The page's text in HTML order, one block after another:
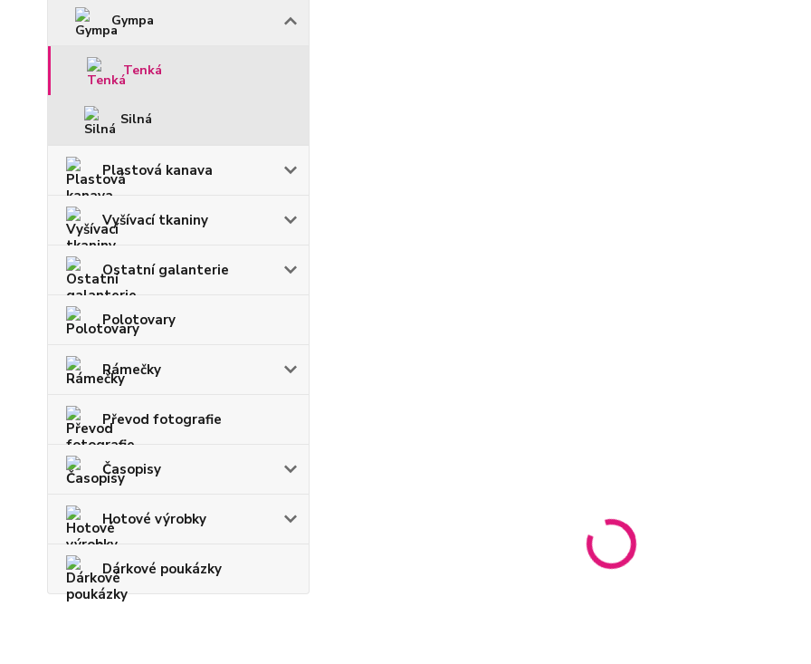
Gympa
Tenká
Silná
Plastová kanava
Vyšívací tkaniny
Ostatní galanterie
Polotovary
Rámečky
Převod fotografie
Časopisy
Hotové výrobky
Dárkové poukázky